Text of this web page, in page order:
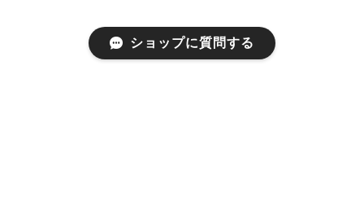
ショップに質問する